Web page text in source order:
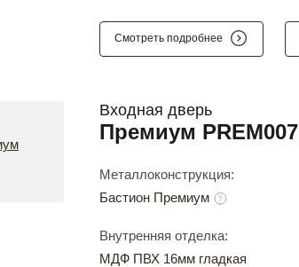
Смотреть подробнее
Входная дверь
Премиум PREM007
Металлоконструкция:
Бастион Премиум
Внутренняя отделка:
МДФ ПВХ 16мм гладкая